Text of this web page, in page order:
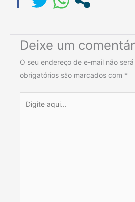
Deixe um
O seu endereço de e-mail não
obrigatórios são marcados com *
aqui...